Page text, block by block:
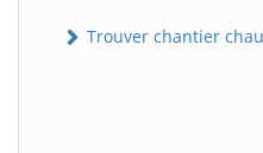
Trouver chantier